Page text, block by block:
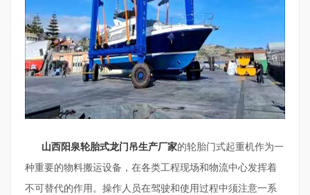
山西阳泉轮胎式龙门吊生产厂家的轮胎门式起重机作为一
种重要的物料搬运设备，在各类工程现场和物流中心发挥着
不可替代的作用。操作人员在驾驶和使用过程中须注意一系